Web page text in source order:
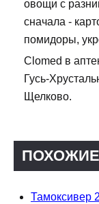
овощи с
сначала -
помидоры,
Clomed в
Гусь-
Щелково.
Тамоксивер